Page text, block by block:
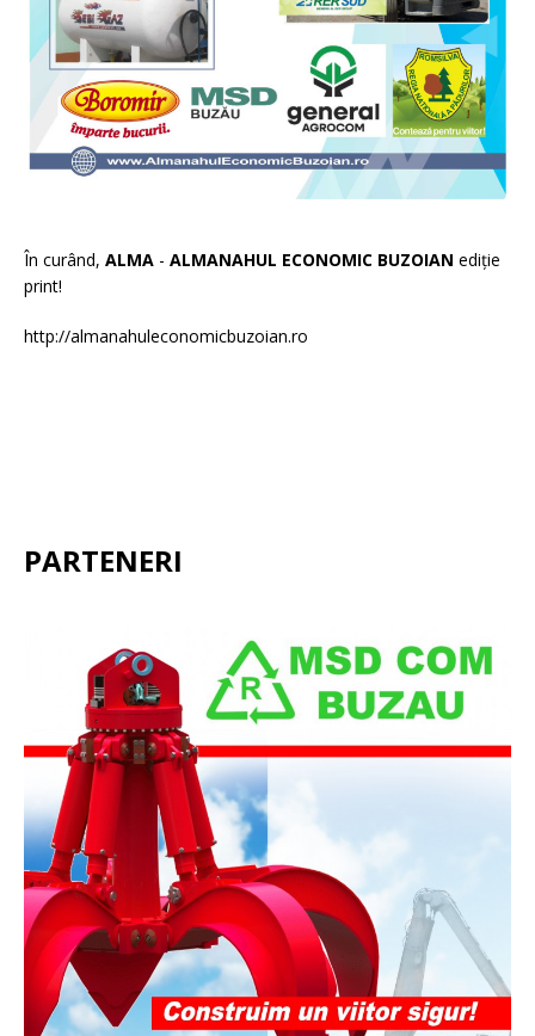
În curând, ALMA - ALMANAHUL ECONOMIC BUZOIAN ediție
print!
http://almanahuleconomicbuzoian.ro
PARTENERI